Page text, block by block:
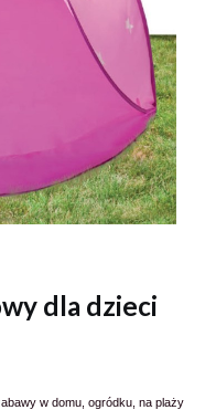
dla dzieci
w domu, ogródku, na plaży